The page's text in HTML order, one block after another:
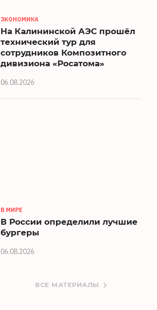
ЭКОНОМИКА
На Калининской АЭС прошёл
технический тур для
сотрудников Композитного
дивизиона «Росатома»
06.08.2026
В МИРЕ
В России определили лучшие
бургеры
06.08.2026
ВСЕ МАТЕРИАЛЫ